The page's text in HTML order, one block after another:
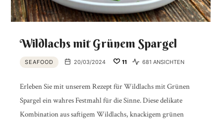
Wildlachs mit Grünem Spargel
SEAFOOD 20/03/2024 11 681 ANSICHTEN
Erleben Sie mit unserem Rezept für Wildlachs mit Grünen
Spargel ein wahres Festmahl für die Sinne. Diese delikate
Kombination aus saftigem Wildlachs, knackigem grünen